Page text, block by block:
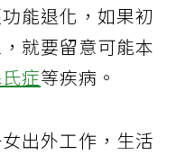
能退化，如果初
就要留意可能本
症等疾病。
出外工作，生活